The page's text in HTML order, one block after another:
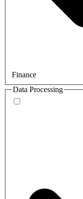
Finance
Data Processing